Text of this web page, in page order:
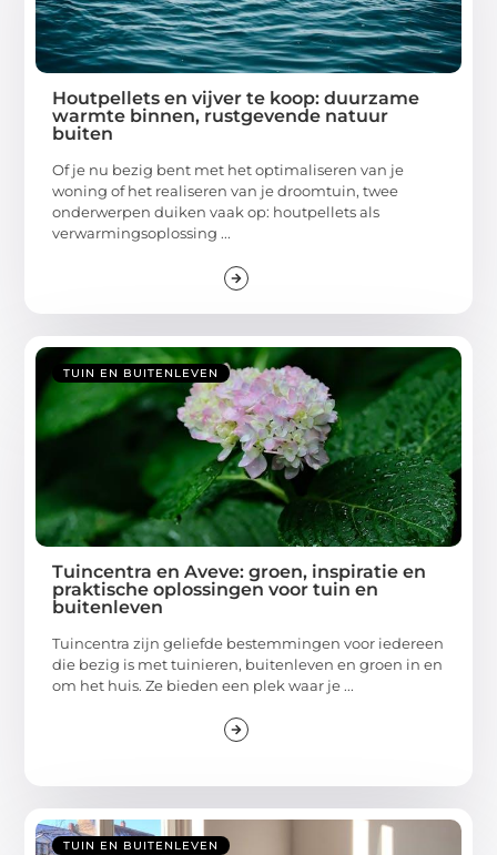
Houtpellets en vijver te koop: duurzame
warmte binnen, rustgevende natuur
buiten
Of je nu bezig bent met het optimaliseren van je
woning of het realiseren van je droomtuin, twee
onderwerpen duiken vaak op: houtpellets als
verwarmingsoplossing ...
TUIN EN BUITENLEVEN
Tuincentra en Aveve: groen, inspiratie en
praktische oplossingen voor tuin en
buitenleven
Tuincentra zijn geliefde bestemmingen voor iedereen
die bezig is met tuinieren, buitenleven en groen in en
om het huis. Ze bieden een plek waar je ...
TUIN EN BUITENLEVEN